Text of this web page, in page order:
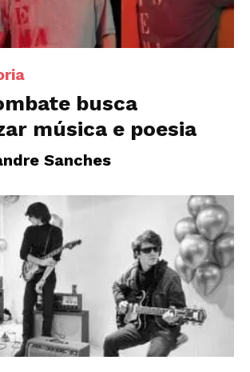
busca
música e poesia
Sanches